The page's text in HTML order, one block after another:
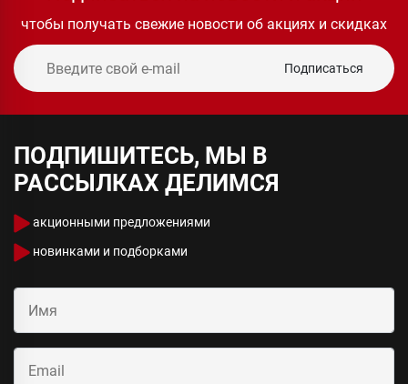
чтобы получать свежие новости об акциях и скидках
Подписаться
ПОДПИШИТЕСЬ, МЫ В
РАССЫЛКАХ ДЕЛИМСЯ
акционными предложениями
новинками и подборками